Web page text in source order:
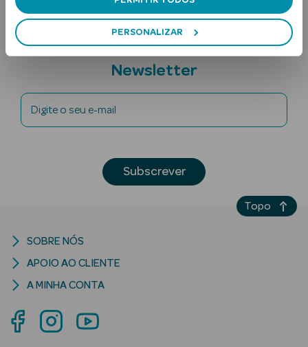
PERSONALIZAR
Ver Tudo
Lábios
Solares Bebé e
Criança
Subscreva a
Newsletter
Digite o seu e-mail
Subscrever
SOBRE NÓS
APOIO AO CLIENTE
A MINHA CONTA
Topo